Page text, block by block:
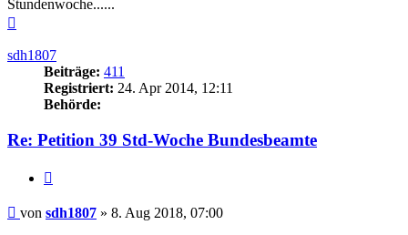
Stundenwoche......
sdh1807
Beiträge: 411
Registriert: 24. Apr 2014, 12:11
Behörde:
Re: Petition 39 Std-Woche Bundesbeamte
Beitrag
von sdh1807 » 8. Aug 2018, 07:00